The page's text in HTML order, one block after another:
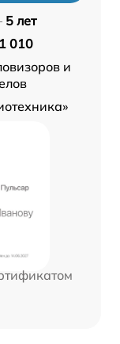
5 лет
1 010
и